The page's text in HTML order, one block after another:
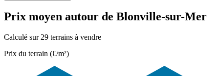
Prix moyen autour de Blonville-sur-Mer
Calculé sur 29 terrains à vendre
Prix du terrain (€/m²)